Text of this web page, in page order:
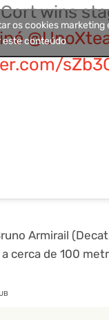
wins
os cookies marketing
este conteúdo
Armirail
cerca de 100